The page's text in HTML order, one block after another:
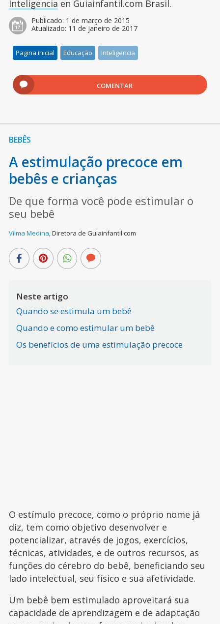
Inteligencia en Guiainfantil.com Brasil.
Publicado: 1 de março de 2015
Atualizado: 11 de janeiro de 2017
Pagina inicial Educação Inteligencia
COMENTAR
BEBÊS
A estimulação precoce em
bebês e crianças
De que forma você pode estimular o
seu bebê
Vilma Medina,Diretora de Guiainfantil.com
Neste artigo
Quando se estimula um bebê
Quando e como estimular um bebê
Os benefícios de uma estimulação precoce
O estímulo precoce, como o próprio nome já
diz, tem como objetivo desenvolver e
potencializar, através de jogos, exercícios,
técnicas, atividades, e de outros recursos, as
funções do cérebro do bebê, beneficiando seu
lado intelectual, seu físico e sua afetividade.
Um bebê bem estimulado aproveitará sua
capacidade de aprendizagem e de adaptação